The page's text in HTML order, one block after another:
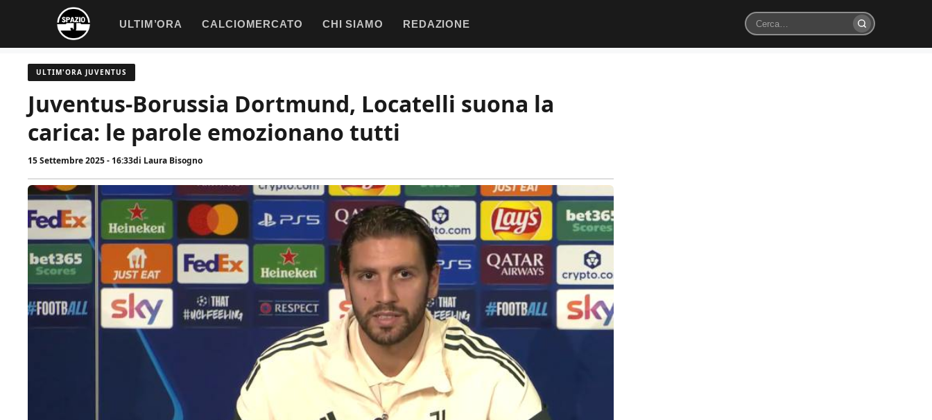
contenuto
ULTIM’ORA CALCIOMERCATO CHI SIAMO REDAZIONE
Cerca
ULTIM'ORA JUVENTUS
Juventus-Borussia Dortmund, Locatelli suona la
carica: le parole emozionano tutti
15 Settembre 2025 - 16:33di Laura Bisogno